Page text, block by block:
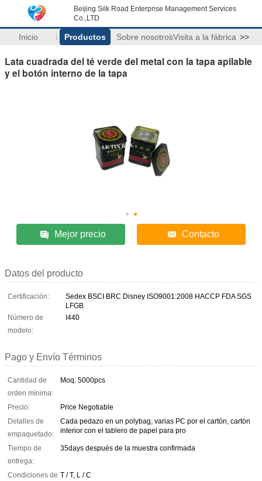
Beijing Silk Road Enterprise Management Services
Co.,LTD
Inicio Productos Sobre nosotrosVisita a la fábrica >>
Lata cuadrada del té verde del metal con la tapa apilable
y el botón interno de la tapa
Mejor precio Contacto
Datos del producto
Certificación:
Sedex BSCI BRC Disney ISO9001:2008 HACCP FDA SGS
LFGB
Número de
modelo:
I440
Pago y Envío Términos
Cantidad de
orden mínima:
Moq: 5000pcs
Precio:
Price Negotiable
Detalles de
empaquetado:
Cada pedazo en un polybag, varias PC por el cartón, cartón
interior con el tablero de papel para pro
Tiempo de
entrega:
35days después de la muestra confirmada
Condiciones de T / T, L / C